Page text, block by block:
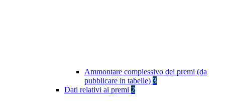
Ammontare complessivo dei premi (da
pubblicare in tabelle) 3
Dati relativi ai premi 2